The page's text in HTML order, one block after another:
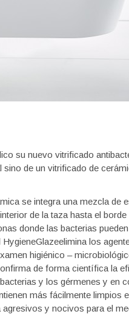
su nuevo vitrificado
de un vitrificado de
se integra una mezcla de
de la taza hasta el
donde las bacterias
los
higiénico –
de forma científica la
y los gérmenes y en
más fácilmente limpios
y nocivos para el